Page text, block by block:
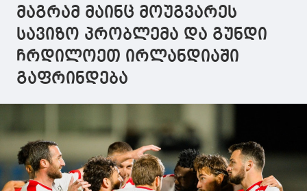
მაგრამ მაინც მოუგვარეს
სავიზო პრობლემა და გუნდი
ჩრდილოეთ ირლანდიაში
გაფრინდება